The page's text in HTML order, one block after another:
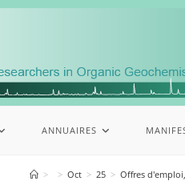
ANNUAIRES
> > Oct > 25 > Offres